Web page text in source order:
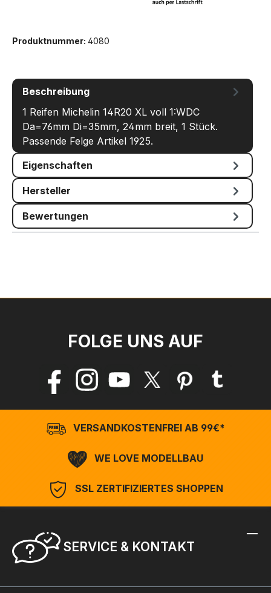
Produktnummer: 4080
Beschreibung
1 Reifen Michelin 14R20 XL voll 1:WDC
Da=76mm Di=35mm, 24mm breit, 1 Stück.
Passende Felge Artikel 1925.
Eigenschaften
Hersteller
Bewertungen
FOLGE UNS AUF
VERSANDKOSTENFREI AB 99€*
WE LOVE MODELLBAU
SSL ZERTIFIZIERTES SHOPPEN
SERVICE & KONTAKT